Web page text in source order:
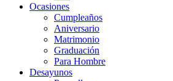
Ocasiones
Cumpleaños
Aniversario
Matrimonio
Graduación
Para Hombre
Desayunos